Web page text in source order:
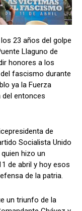
23 años del golpe
Llaguno de
honores a los
fascismo durante
ya la Fuerza
del entonces
de
Socialista Unido
hizo un
de abril y hoy esos
de la patria.
un triunfo de la